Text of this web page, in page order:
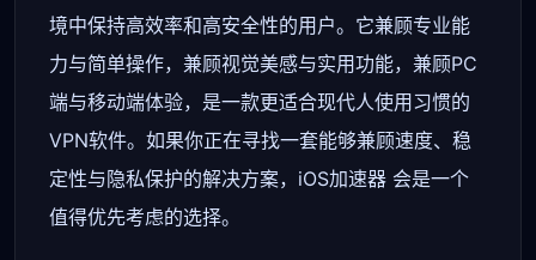
境中保持高效率和高安全性的用户。它兼顾专业能
力与简单操作，兼顾视觉美感与实用功能，兼顾PC
端与移动端体验，是一款更适合现代人使用习惯的
VPN软件。如果你正在寻找一套能够兼顾速度、稳
定性与隐私保护的解决方案，iOS加速器 会是一个
值得优先考虑的选择。